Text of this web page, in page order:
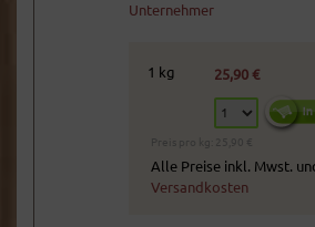
Unternehmer
1 kg 25,90 €
Preis pro kg: 25,90 €
Alle Preise inkl. Mwst.
Versandkosten